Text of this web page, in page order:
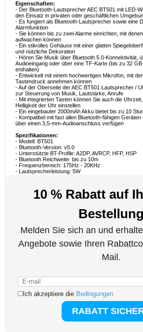
Eigenschaften:
- Der Bluetooth-Lautsprecher AEC BT501 mit LED-
den Einsatz in privaten oder geschäftlichen
- Es fungiert als Bluetooth-Lautsprecher sowie eine
Alarmfunktion
- Sie können bis zu zwei Alarme einrichten, mit
aufwachen können
- Ein stilvolles Gehäuse mit einer glatten
und nützliche Dekoration
- Hören Sie Musik über Bluetooth 5.0-Konnektivität,
Audioeingang oder über eine TF-Karte (bis zu 32
enthalten)
- Entwickelt mit einem hochwertigen Mikrofon, mit
Tastendruck annehmen können
- Auf der Oberseite der AEC BT501 Lautsprecher /
zur Steuerung von Musik, Lautstärke, Anrufe
- Mit integrierten Tasten können Sie auch die
Helligkeit der Uhr einstellen
- Ein eingebauter 2000mAh Akku bietet bis zu 10
- Kompatibel mit fast allen Bluetooth-fähigen
über einen 3,5-mm-Audioanschluss verfügen
Spezifikationen:
- Modell: BT501
- Bluetooth-Version: v5.0
- Unterstützte BT-Profile: A2DP, AVRCP, HFP, HSP
- Bluetooth Reichweite: bis zu 10m
- Frequenzbereich: 175Hz - 20KHz
- Lautsprecherleistung: 5W
- Batteriekapazität: 2000mAh
- Ladeanschluss: microUSB
- Abmessungen: 140 mm x 65 mm x 44 mm
- CE-, EMC-, LVD- und RoHS-Zertifikat
Lieferumfang:
- 1 x Micro-USB-Kabel
- 1 x 3,5 mm Audiokabel
EAN: 5712579933706